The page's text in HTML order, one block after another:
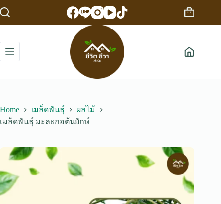
to
Shopping
cart
Home เมล็ดพันธุ์
ผลไม้
เมล็ดพันธุ์ มะละกอต้นยักษ์